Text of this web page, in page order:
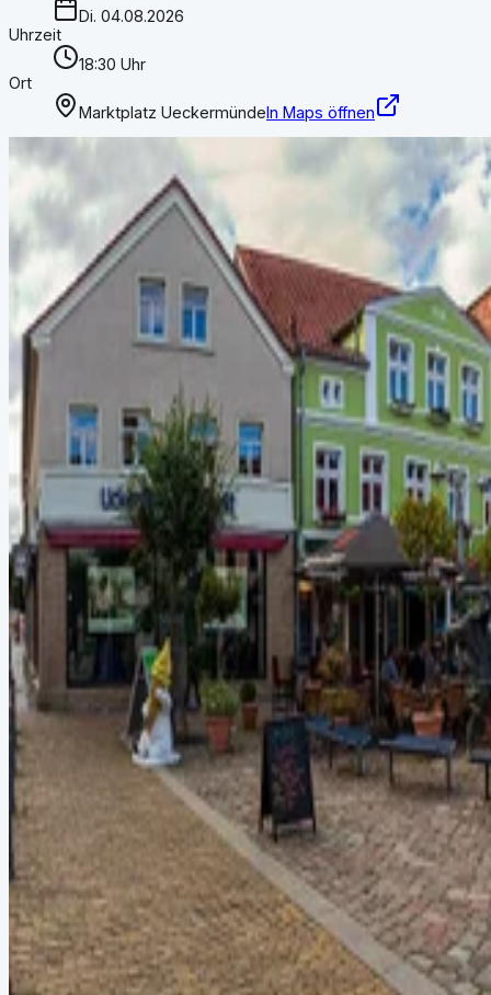
Di. 04.08.2026
Uhrzeit
18:30 Uhr
Ort
Marktplatz UeckermündeIn Maps öffnen